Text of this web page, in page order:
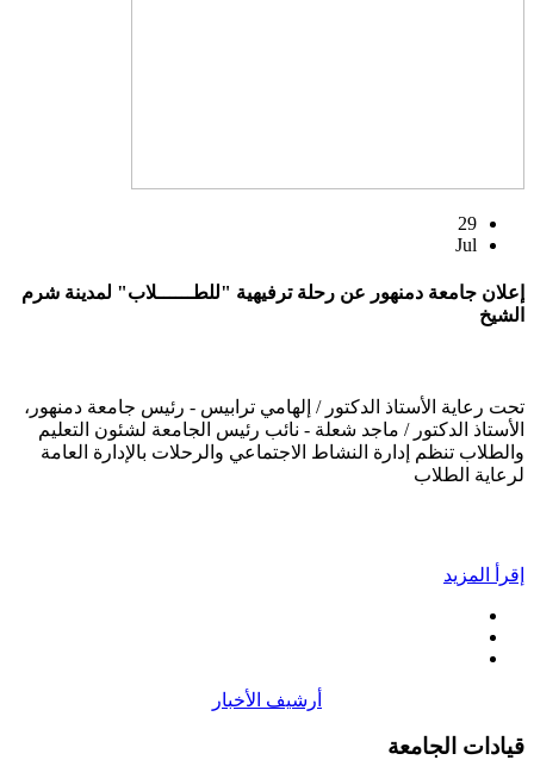
29
Jul
إعلان جامعة دمنهور عن رحلة ترفيهية "للطــــــلاب" لمدينة شرم
الشيخ
تحت رعاية الأستاذ الدكتور / إلهامي ترابيس - رئيس جامعة دمنهور،
الأستاذ الدكتور / ماجد شعلة - نائب رئيس الجامعة لشئون التعليم
والطلاب تنظم إدارة النشاط الاجتماعي والرحلات بالإدارة العامة
لرعاية الطلاب
إقرأ المزيد
أرشيف الأخبار
قيادات الجامعة